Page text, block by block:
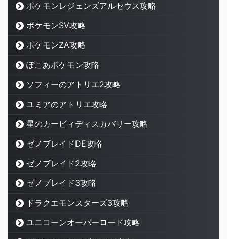
ポケモンレジェンズアルセウス攻略
ポケモンSV攻略
ポケモンZA攻略
ぽこあポケモン攻略
ソフィーのアトリエ2攻略
ユミアのアトリエ攻略
星のカービィディスカバリー攻略
ゼノブレイドDE攻略
ゼノブレイド2攻略
ゼノブレイド3攻略
ドラクエモンスターズ3攻略
ユニコーンオーバーロード攻略